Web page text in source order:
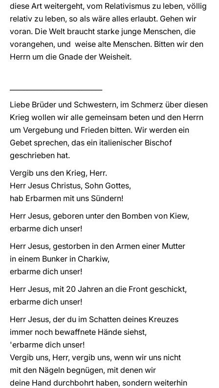
diese Art weitergeht, vom Relativismus zu leben, völlig
relativ zu leben, so als wäre alles erlaubt. Gehen wir
voran. Die Welt braucht starke junge Menschen, die
vorangehen, und weise alte Menschen. Bitten wir den
Herrn um die Gnade der Weisheit.
Liebe Brüder und Schwestern, im Schmerz über diesen
Krieg wollen wir alle gemeinsam beten und den Herrn
um Vergebung und Frieden bitten. Wir werden ein
Gebet sprechen, das ein italienischer Bischof
geschrieben hat.
Vergib uns den Krieg, Herr.
Herr Jesus Christus, Sohn Gottes,
hab Erbarmen mit uns Sündern!
Herr Jesus, geboren unter den Bomben von Kiew,
erbarme dich unser!
Herr Jesus, gestorben in den Armen einer Mutter
in einem Bunker in Charkiw,
erbarme dich unser!
Herr Jesus, mit 20 Jahren an die Front geschickt,
erbarme dich unser!
Herr Jesus, der du im Schatten deines Kreuzes
immer noch bewaffnete Hände siehst,
'erbarme dich unser!
Vergib uns, Herr, vergib uns, wenn wir uns nicht
mit den Nägeln begnügen, mit denen wir
deine Hand durchbohrt haben, sondern weiterhin